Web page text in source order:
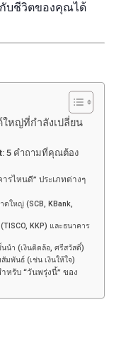
บชีวิตของคุณได้
ใหญ่ที่กำลังเปลี่ยน
5 คำถามที่คุณต้อง
รไหนดี” ประเภทต่างๆ
ใหญ่ (SCB, KBank,
KKP) และธนาคาร
นำ (เงินติดล้อ, ศรีสวัสดิ์)
มพันธ์ (เช่น เงินให้ใจ)
หรับ “วันพรุ่งนี้” ของ